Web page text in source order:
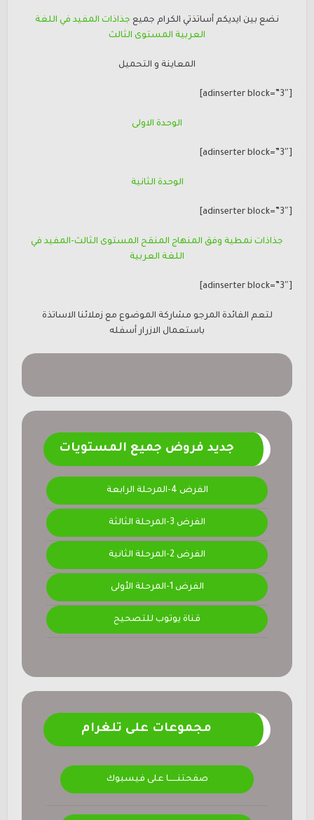
نضع بين ايديكم أساتذتي الكرام جميع جذاذات المفيد في اللغة
العربية المستوى الثالث
المعاينة و التحميل
الوحدة الاولى
الوحدة الثانية
جذاذات نمطية وفق المنهاج المنقح المستوى الثالث-المفيد في
اللغة العربية
لتعم الفائدة المرجو مشاركة الموضوع مع زملائنا الاساتذة
باستعمال الازرار أسفله
جديد فروض جميع المستويات
الفرض 4-المرحلة الرابعة
الفرض 3-المرحلة الثالثة
الفرض 2-المرحلة الثانية
الفرض 1-المرحلة الأولى
قناة يوتوب للتصحيح
مجموعات على تلغرام
صفحتنــــــا على فيسبوك